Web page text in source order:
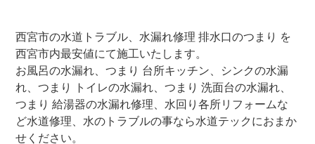
西宮市の水道トラブル、水漏れ修理 排水口のつまり を
西宮市内最安値にて施工いたします。
お風呂の水漏れ、つまり 台所キッチン、シンクの水漏
れ、つまり トイレの水漏れ、つまり 洗面台の水漏れ、
つまり 給湯器の水漏れ修理、水回り各所リフォームな
ど水道修理、水のトラブルの事なら水道テックにおまか
せください。